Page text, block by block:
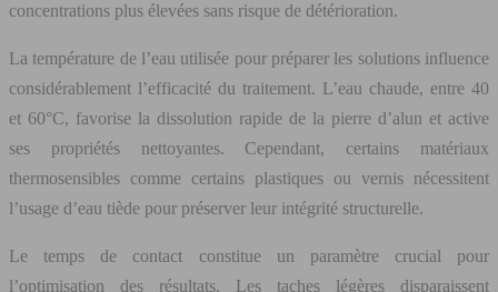
concentrations plus élevées sans risque de détérioration.
La température de l’eau utilisée pour préparer les solutions influence
considérablement l’efficacité du traitement. L’eau chaude, entre 40
et 60°C, favorise la dissolution rapide de la pierre d’alun et active
ses propriétés nettoyantes. Cependant, certains matériaux
thermosensibles comme certains plastiques ou vernis nécessitent
l’usage d’eau tiède pour préserver leur intégrité structurelle.
Le temps de contact constitue un paramètre crucial pour
l’optimisation des résultats. Les taches légères disparaissent